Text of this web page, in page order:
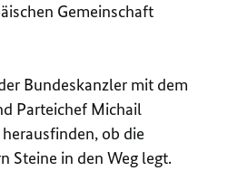
Gemeinschaft
Bundeskanzler mit dem
Parteichef Michail
ob die
Steine in den Weg legt.